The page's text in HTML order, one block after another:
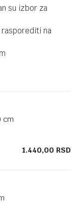
su izbor za
na
cm
1.440,00 RSD